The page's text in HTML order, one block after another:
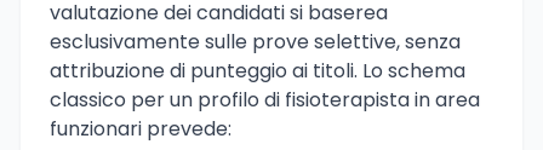
valutazione dei candidati si baserea
esclusivamente sulle prove selettive, senza
attribuzione di punteggio ai titoli. Lo schema
classico per un profilo di fisioterapista in area
funzionari prevede: